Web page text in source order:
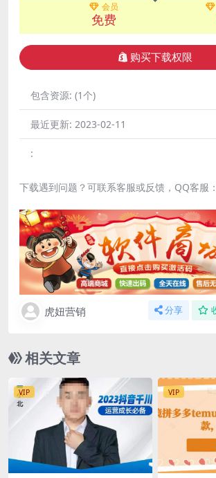
会员
免费
购买下载权限
包含资源: (1个)
最近更新: 2023-02-11
:
下载遇到问题？可联系客服或反馈，QQ客服
虎妞营销 分享
相关文章
VIP VIP